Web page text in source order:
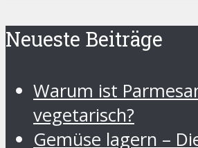
Neueste Beiträge
Warum ist
vegetarisch?
Gemüse lagern –